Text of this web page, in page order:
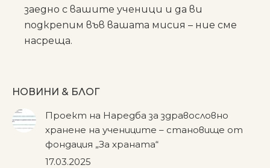
заедно с вашите ученици и да ви
подкрепим във вашата мисия – ние сме
насреща.
НОВИНИ & БЛОГ
Проект на Наредба за здравословно
хранене на учениците – становище от
фондация „За храната“
17.03.2025